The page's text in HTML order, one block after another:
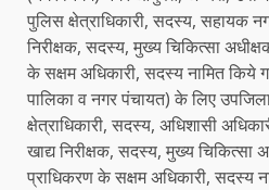
पुलिस क्षेत्राधिकारी, सदस्य, सहायक
निरीक्षक, सदस्य, मुख्य चिकित्सा
के सक्षम अधिकारी, सदस्य नामित किये
पालिका व नगर पंचायत) के लिए
क्षेत्राधिकारी, सदस्य, अधिशासी
खाद्य निरीक्षक, सदस्य, मुख्य चिकित्सा
प्राधिकरण के सक्षम अधिकारी, सदस्य